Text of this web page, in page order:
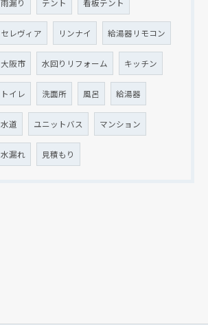
雨漏り テント 看板テント
セレヴィア リンナイ 給湯器リモコン
大阪市 水回りリフォーム キッチン
トイレ 洗面所 風呂 給湯器
水道 ユニットバス マンション
水漏れ 見積もり